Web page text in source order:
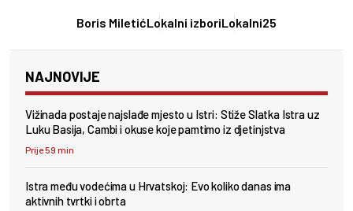
Boris MiletićLokalni izboriLokalni25
NAJNOVIJE
Vižinada postaje najslađe mjesto u Istri: Stiže Slatka Istra uz
Luku Basija, Cambi i okuse koje pamtimo iz djetinjstva
Prije 59 min
Istra među vodećima u Hrvatskoj: Evo koliko danas ima
aktivnih tvrtki i obrta